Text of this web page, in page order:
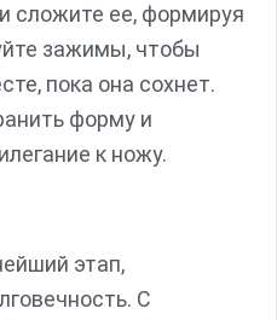
сложите ее, формируя
зажимы, чтобы
пока она сохнет.
форму и
к ножу.
этап,
С